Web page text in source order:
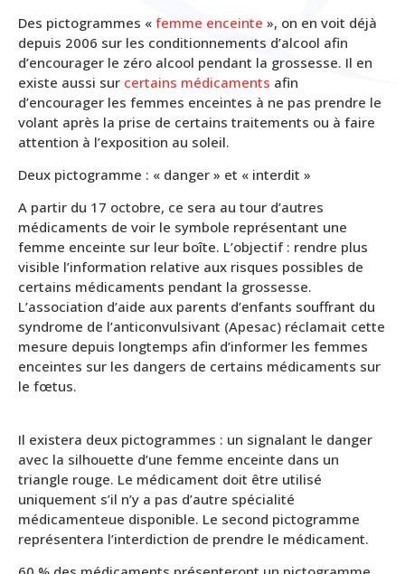
Des pictogrammes « femme enceinte », on en voit déjà
depuis 2006 sur les conditionnements d’alcool afin
d’encourager le zéro alcool pendant la grossesse. Il en
existe aussi sur certains médicaments afin
d’encourager les femmes enceintes à ne pas prendre le
volant après la prise de certains traitements ou à faire
attention à l’exposition au soleil.
Deux pictogramme : « danger » et « interdit »
A partir du 17 octobre, ce sera au tour d’autres
médicaments de voir le symbole représentant une
femme enceinte sur leur boîte. L’objectif : rendre plus
visible l’information relative aux risques possibles de
certains médicaments pendant la grossesse.
L’association d’aide aux parents d’enfants souffrant du
syndrome de l’anticonvulsivant (Apesac) réclamait cette
mesure depuis longtemps afin d’informer les femmes
enceintes sur les dangers de certains médicaments sur
le fœtus.
Il existera deux pictogrammes : un signalant le danger
avec la silhouette d’une femme enceinte dans un
triangle rouge. Le médicament doit être utilisé
uniquement s’il n’y a pas d’autre spécialité
médicamenteue disponible. Le second pictogramme
représentera l’interdiction de prendre le médicament.